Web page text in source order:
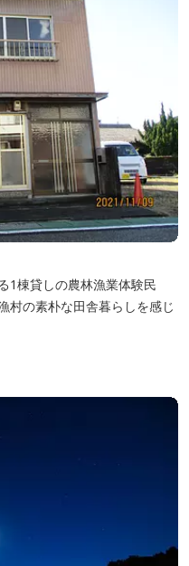
1棟貸しの農林漁業体験民
村の素朴な田舎暮らしを感じ